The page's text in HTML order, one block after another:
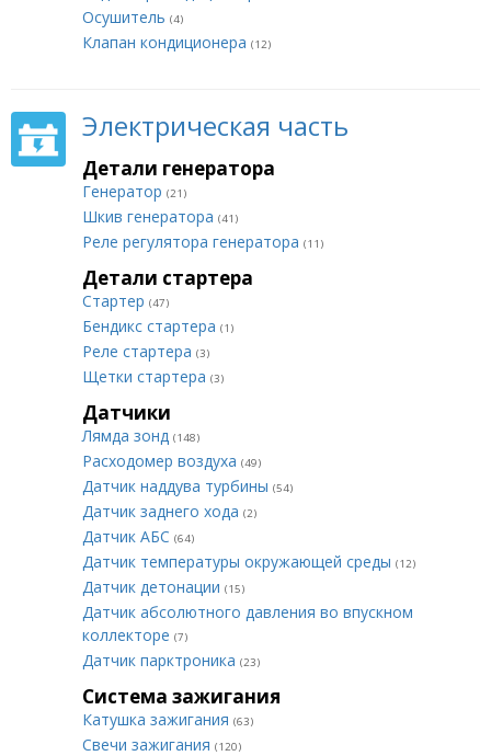
Осушитель (4)
Клапан кондиционера (12)
Электрическая часть
Детали генератора
Генератор (21)
Шкив генератора (41)
Реле регулятора генератора (11)
Детали стартера
Стартер (47)
Бендикс стартера (1)
Реле стартера (3)
Щетки стартера (3)
Датчики
Лямда зонд (148)
Расходомер воздуха (49)
Датчик наддува турбины (54)
Датчик заднего хода (2)
Датчик АБС (64)
Датчик температуры окружающей среды (12)
Датчик детонации (15)
Датчик абсолютного давления во впускном
коллекторе (7)
Датчик парктроника (23)
Система зажигания
Катушка зажигания (63)
Свечи зажигания (120)